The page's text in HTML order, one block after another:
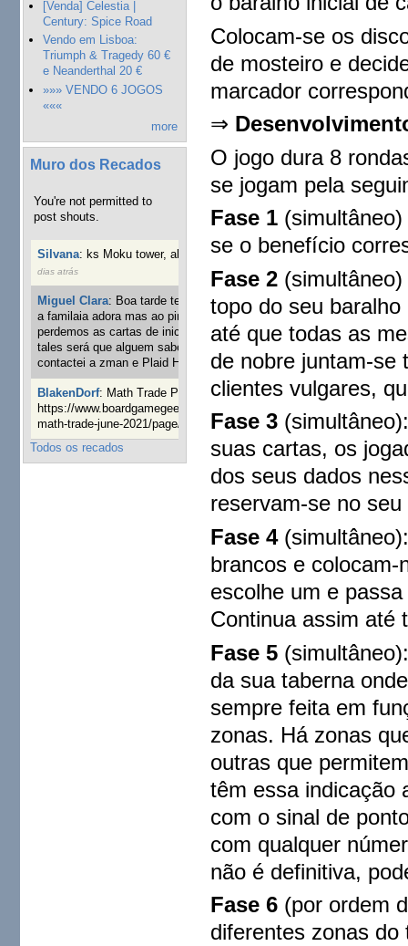
[Venda] Celestia |
Century: Spice Road
Vendo em Lisboa:
Triumph & Tragedy 60 €
e Neanderthal 20 €
»»» VENDO 6 JOGOS
«««
more
Muro dos Recados
You're not permitted to
post shouts.
Silvana: ks Moku tower, alguém interessado?
40 semanas 3
dias atrás
Miguel Clara: Boa tarde tenho jogo Mice and mistics que
a familaia adora mas ao pintarmos as miniaturas
perdemos as cartas de iniciaticva da expanção downood
tales será que alguem sabe onde adquirir as cartas já
contactei a zman e Plaid Hat e nada
1 ano 8 semanas atrás
BlakenDorf: Math Trade Portuguesa a decorrer. Aqui:
https://www.boardgamegeek.com/geeklist/286035/portugal-
math-trade-june-2021/page/1
1 ano 9 semanas atrás
Todos os recados
Colocam-se os
de mosteiro e
marcador
⇒
O jogo dura 8
se jogam pela
Fase 1
se o benefício
Fase 2
topo do seu
até que todas as
de nobre juntam-se
clientes vulgares,
Fase 3
suas cartas, os
dos seus dados
reservam-se no
Fase 4
brancos e
escolhe um e
Continua assim até
Fase 5
da sua taberna
sempre feita em
zonas. Há zonas
outras que
têm essa indicação
com o sinal de
com qualquer
não é definitiva,
Fase 6 (por ordem
diferentes zonas